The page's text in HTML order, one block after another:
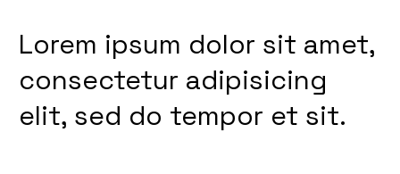
Lorem ipsum dolor sit amet,
consectetur adipisicing
elit, sed do tempor et sit.